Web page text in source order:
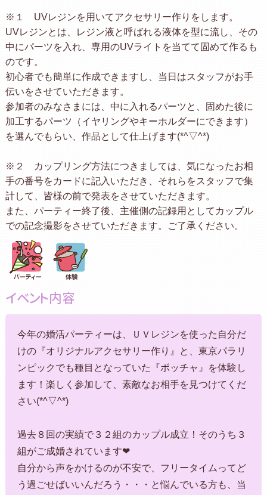
※１ UVレジンを用いてアクセサリー作りをします。
UVレジンとは、レジン液と呼ばれる液体を型に流し、その
中にパーツを入れ、専用のUVライトを当てて固めて作るも
のです。
初心者でも簡単に作成できますし、当日はスタッフがお手
伝いをさせていただきます。
参加者のみなさまには、中に入れるパーツと、固めた後に
加工するパーツ（イヤリングやキーホルダーにできます）
を選んでもらい、作品として仕上げます(*^▽^*)
※２ カップリング方法につきましては、気になったお相
手の番号をカードに記入いただき、それらをスタッフで集
計して、皆様の前で発表をさせていただきます。
また、パーティー終了後、主催側の記録用としてカップル
での記念撮影をさせていただきます。ご了承ください。
イベント内容
今年の婚活パーティーは、ＵＶレジンを使った自分だ
けの『オリジナルアクセサリー作り』と、東京パラリ
ンピックでも種目となっていた『ボッチャ』を体験し
ます！楽しく参加して、素敵なお相手を見つけてくだ
さい(*^▽^*)
過去８回の実績で３２組のカップル成立！そのうち３
組がご成婚されています❤
自分から声をかけるのが不安で、フリータイムってど
う過ごせばいいんだろう・・・と悩んでいる方も、当